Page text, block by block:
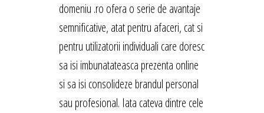
domeniu .ro ofera o serie de avantaje
semnificative, atat pentru afaceri, cat si
pentru utilizatorii individuali care doresc
sa isi imbunatateasca prezenta online
si sa isi consolideze brandul personal
sau profesional. Iata cateva dintre cele